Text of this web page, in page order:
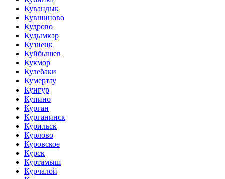
Кувандык
Кувшиново
Кудрово
Кудымкар
Кузнецк
Куйбышев
Кукмор
Кулебаки
Кумертау
Кунгур
Купино
Курган
Курганинск
Курильск
Курлово
Куровское
Курск
Куртамыш
Курчалой